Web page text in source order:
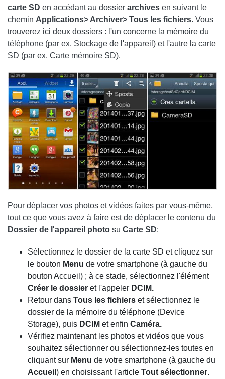
carte SD en accédant au dossier archives en suivant le
chemin Applications> Archiver> Tous les fichiers. Vous
trouverez ici deux dossiers : l'un concerne la mémoire du
téléphone (par ex. Stockage de l'appareil) et l'autre la carte
SD (par ex. Carte mémoire SD).
Pour déplacer vos photos et vidéos faites par vous-même,
tout ce que vous avez à faire est de déplacer le contenu du
Dossier de l'appareil photo su Carte SD:
Sélectionnez le dossier de la carte SD et cliquez sur
le bouton Menu de votre smartphone (à gauche du
bouton Accueil) ; à ce stade, sélectionnez l'élément
Créer le dossier et l'appeler DCIM.
Retour dans Tous les fichiers et sélectionnez le
dossier de la mémoire du téléphone (Device
Storage), puis DCIM et enfin Caméra.
Vérifiez maintenant les photos et vidéos que vous
souhaitez sélectionner ou sélectionnez-les toutes en
cliquant sur Menu de votre smartphone (à gauche du
Accueil ) en choisissant l'article Tout sélectionner.